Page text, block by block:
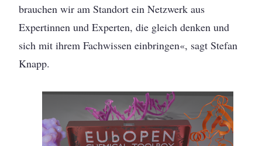
brauchen wir am Standort ein Netzwerk aus
Expertinnen und Experten, die gleich denken und
sich mit ihrem Fachwissen einbringen«, sagt Stefan
Knapp.